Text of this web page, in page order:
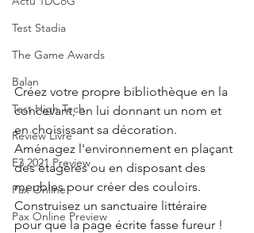
Test Stadia
The Game Awards
Balan
Test High Tech
Review Livre
E3 2021 Preview
Pax Online
Pax Online Preview
Créez votre propre bibliothèque en la
concevant, en lui donnant un nom et
en choisissant sa décoration.
Aménagez l'environnement en plaçant
des étagères ou en disposant des
meubles pour créer des couloirs.
Construisez un sanctuaire littéraire
pour que la page écrite fasse fureur !